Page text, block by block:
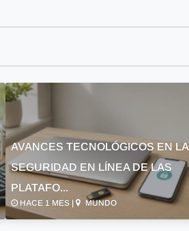
AVANCES TECNOLÓGICOS EN LA
SEGURIDAD EN LÍNEA DE LAS
PLATAFO...
HACE 1 MES | MUNDO